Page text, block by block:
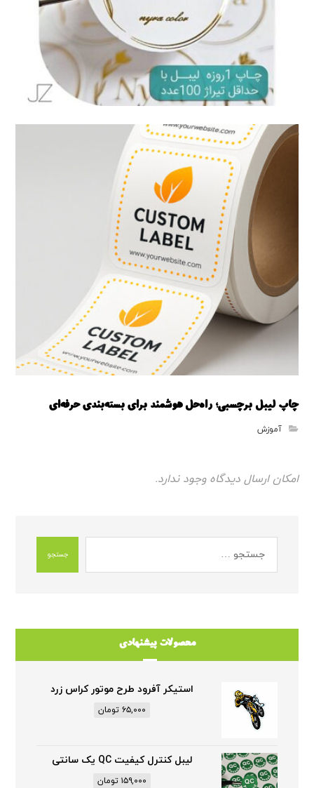
لیبل طلاکوب با چاپ دیجیتال چیست؟
مقاله
چاپ لیبل برچسبی؛ راه‌حل هوشمند برای بسته‌بندی حرفه‌ای
آموزش
امکان ارسال دیدگاه وجود ندارد.
جستجو
محصولات پیشنهادی
استیکر آفرود طرح موتور کراس زرد
۶۵,۰۰۰ تومان
لیبل کنترل کیفیت QC یک سانتی
۱۵۹,۰۰۰ تومان